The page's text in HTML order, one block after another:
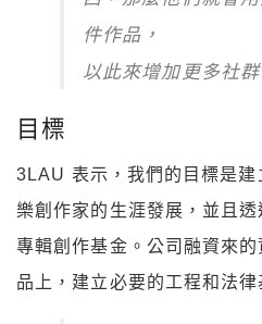
件作品，
以此來增加更多社群
目標
3LAU 表示，我們的目標是
樂創作家的生涯發展，並且
專輯創作基金。公司融資來
品上，建立必要的工程和法律